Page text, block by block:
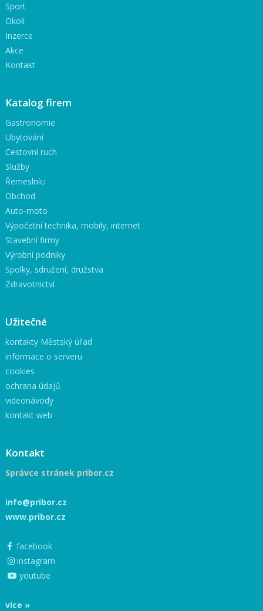
Sport
Okolí
Inzerce
Akce
Kontakt
Katalog firem
Gastronomie
Ubytování
Cestovní ruch
Služby
Řemeslníci
Obchod
Auto-moto
Výpočetní technika, mobily, internet
Stavební firmy
Výrobní podniky
Spolky, sdružení, družstva
Zdravotnictví
Užitečné
kontakty Městský úřad
informace o serveru
cookies
ochrana údajů
videonávody
kontakt web
Kontakt
Správce stránek pribor.cz
info@pribor.cz
www.pribor.cz
facebook
instagram
youtube
více »